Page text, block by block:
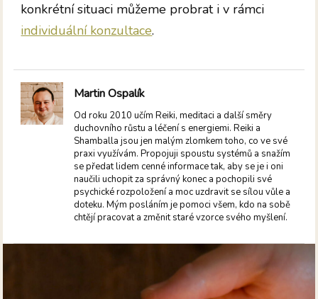
konkrétní situaci můžeme probrat i v rámci
individuální konzultace.
Martin Ospalík
Od roku 2010 učím Reiki, meditaci a další směry
duchovního růstu a léčení s energiemi. Reiki a
Shamballa jsou jen malým zlomkem toho, co ve své
praxi využívám. Propojuji spoustu systémů a snažím
se předat lidem cenné informace tak, aby se je i oni
naučili uchopit za správný konec a pochopili své
psychické rozpoložení a moc uzdravit se sílou vůle a
doteku. Mým posláním je pomoci všem, kdo na sobě
chtějí pracovat a změnit staré vzorce svého myšlení.